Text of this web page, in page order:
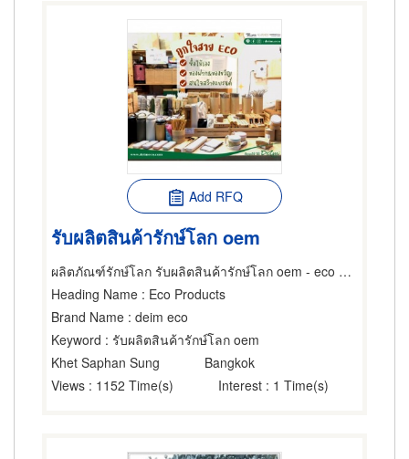
Add RFQ
รับผลิตสินค้ารักษ์โลก oem
ผลิตภัณฑ์รักษ์โลก รับผลิตสินค้ารักษ์โลก oem - eco product
Heading Name : Eco Products
Brand Name : deim eco
Keyword : รับผลิตสินค้ารักษ์โลก oem
Khet Saphan Sung
Bangkok
Views : 1152 Time(s) Interest : 1 Time(s)